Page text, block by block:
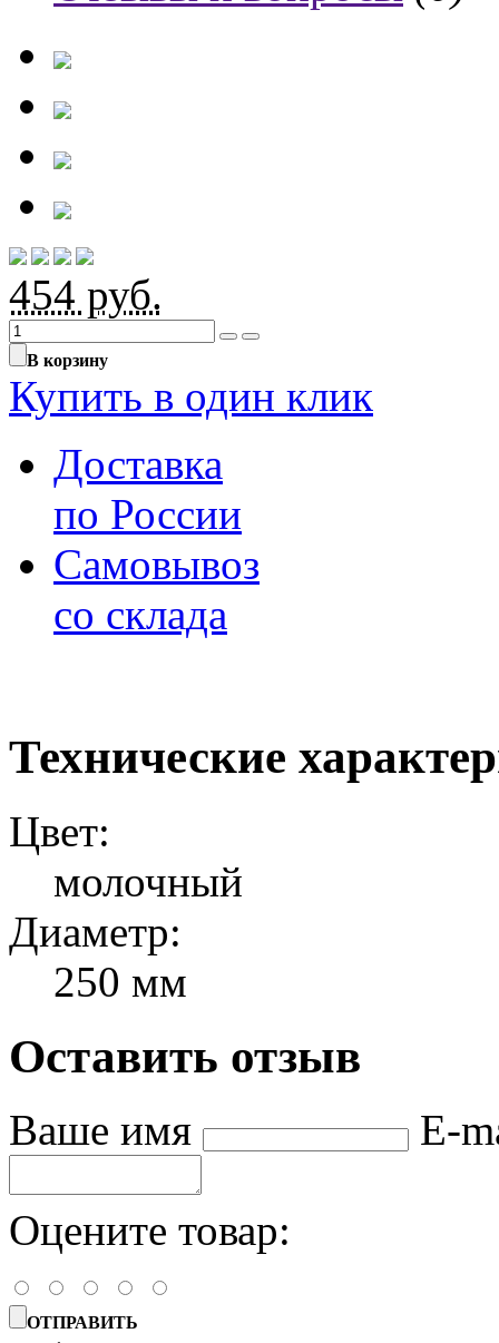
454 руб.
В корзину
Купить в один клик
Доставка
по России
Самовывоз
со склада
Технические
Цвет:
молочный
Диаметр:
250 мм
Оставить отзыв
Ваше имя E-
Оцените товар:
ОТПРАВИТЬ